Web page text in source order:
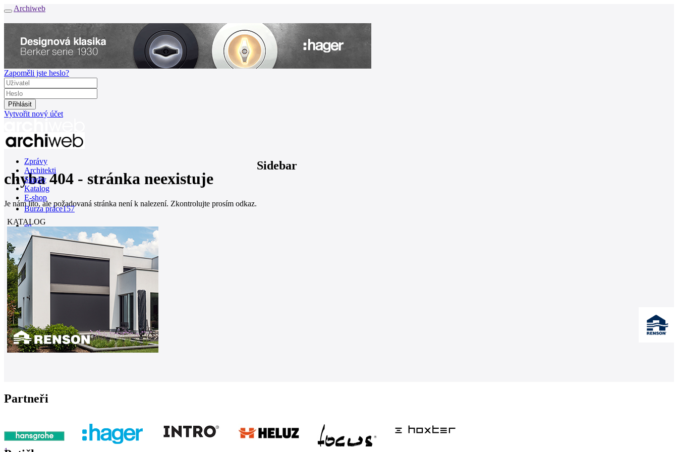
Archiweb
Zapoměli jste heslo?
Vytvořit nový účet
Zprávy
Architekti
Stavby
Katalog
E-shop
Burza práce157
en
chyba 404 - stránka neexistuje
Je nám líto, ale požadovaná stránka není k nalezení. Zkontrolujte prosím odkaz.
Sidebar
KATALOG
Partneři